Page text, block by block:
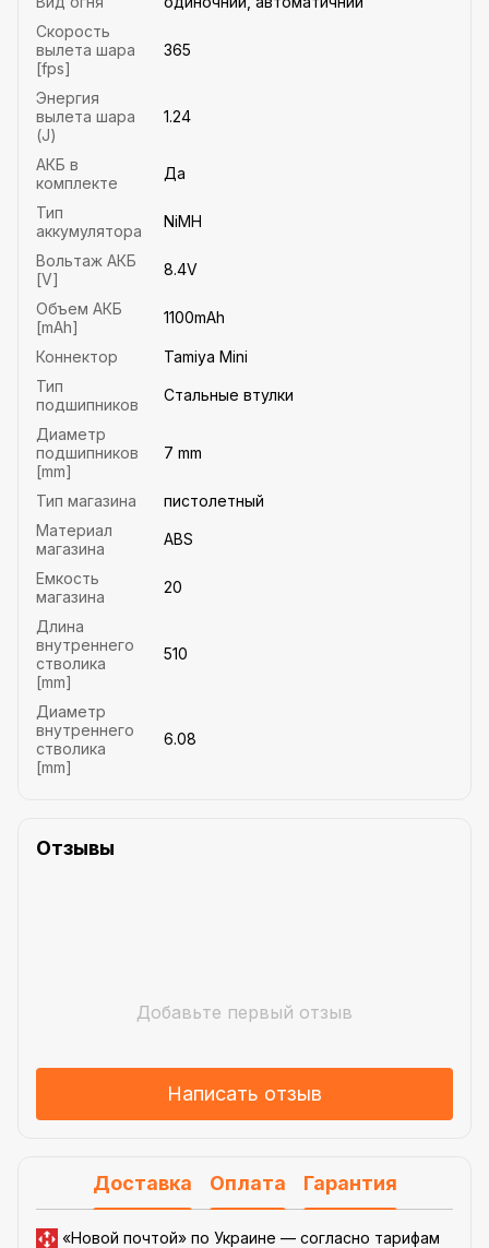
Скорость
вылета шара
[fps]
365
Энергия
вылета шара
(J)
1.24
АКБ в
комплекте
Да
Тип
аккумулятора
NiMH
Вольтаж АКБ
[V]
8.4V
Объем АКБ
[mAh]
1100mAh
Коннектор
Tamiya Mini
Тип
подшипников
Стальные втулки
Диаметр
подшипников
[mm]
7 mm
Тип магазина
пистолетный
Материал
магазина
ABS
Емкость
магазина
20
Длина
внутреннего
стволика
[mm]
510
Диаметр
внутреннего
стволика
[mm]
6.08
Отзывы
Добавьте первый отзыв
Написать отзыв
Доставка Оплата Гарантия
«Новой почтой» по Украине — согласно тарифам